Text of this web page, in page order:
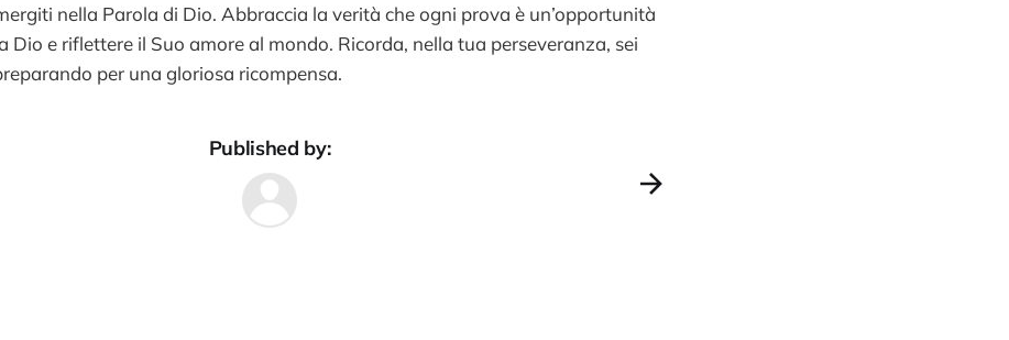
nella Parola di Dio. Abbraccia la verità che ogni prova è un’opportunità
Dio e riflettere il Suo amore al mondo. Ricorda, nella tua perseveranza, sei
per una gloriosa ricompensa.
Published by: